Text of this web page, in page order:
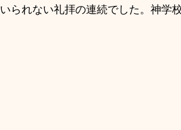
いられない礼拝の連続でした。神学